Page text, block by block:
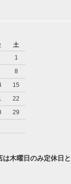
土
1
8
15
22
29
木曜日のみ定休日と